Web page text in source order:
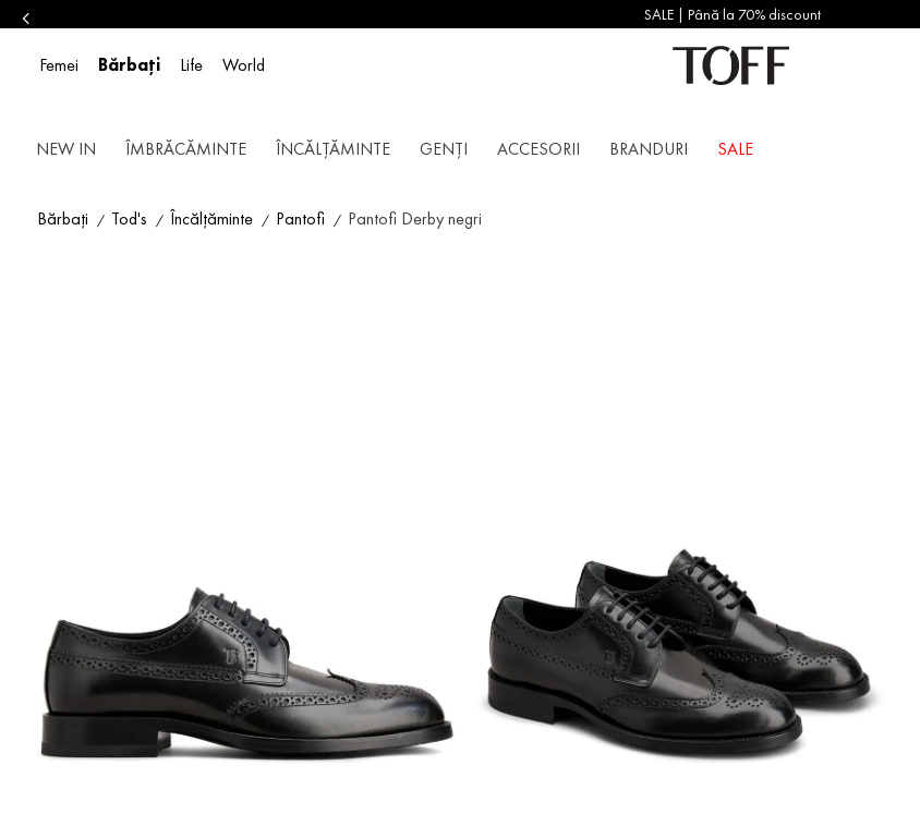
SALE | Până la 70% discount
Femei Bărbați Life World
NEW IN ÎMBRĂCĂMINTE ÎNCĂLȚĂMINTE GENȚI ACCESORII BRANDURI SALE
Bărbați Tod's Încălțăminte Pantofi Pantofi Derby negri